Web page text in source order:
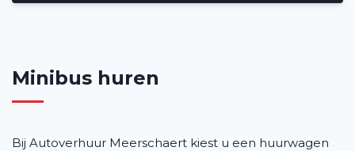
Minibus huren
Bij Autoverhuur Meerschaert kiest u een huurwagen